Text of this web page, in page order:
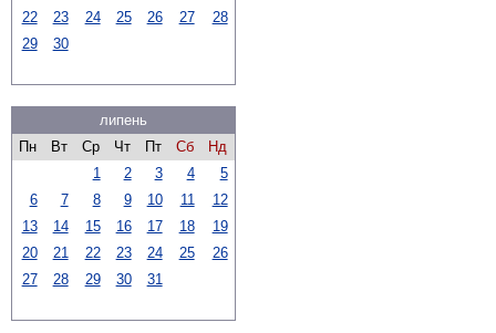
22
23 24 25 26 27
28
29
30
липень
Пн
Вт Ср Чт Пт Сб
Нд
1
2 3 4
5
6
7 8 9 10 11
12
13
14 15 16 17 18
19
20
21 22 23 24 25
26
27
28 29 30 31